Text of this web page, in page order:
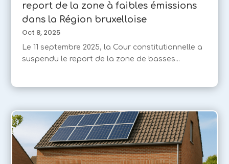
report de la zone à faibles émissions
dans la Région bruxelloise
Oct 8, 2025
Le 11 septembre 2025, la Cour constitutionnelle a
suspendu le report de la zone de basses...